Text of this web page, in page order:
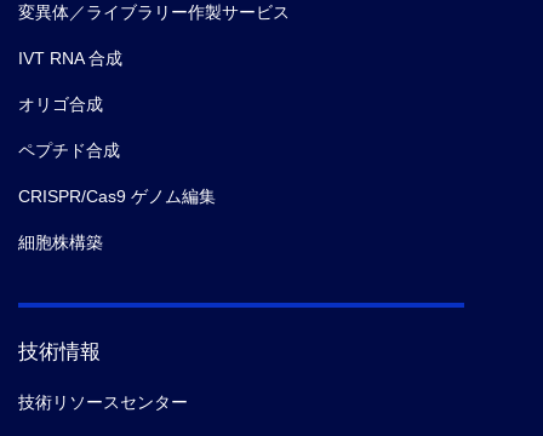
変異体／ライブラリー作製サービス
IVT RNA 合成
オリゴ合成
ペプチド合成
CRISPR/Cas9 ゲノム編集
細胞株構築
技術情報
技術リソースセンター